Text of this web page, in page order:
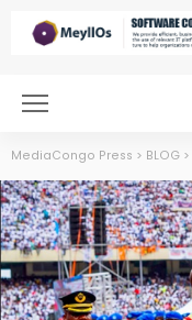
MediaCongo Press > BLOG >